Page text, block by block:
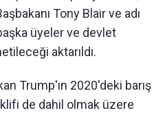
Tony Blair ve adı
üyeler ve devlet
aktarıldı.
Trump'ın 2020'deki barış
de dahil olmak üzere